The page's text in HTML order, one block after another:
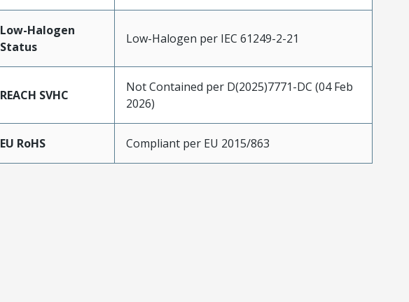
Low-Halogen
Status
Low-Halogen per IEC 61249-2-21
REACH SVHC
Not Contained per D(2025)7771-DC (04 Feb
2026)
EU RoHS Compliant per EU 2015/863